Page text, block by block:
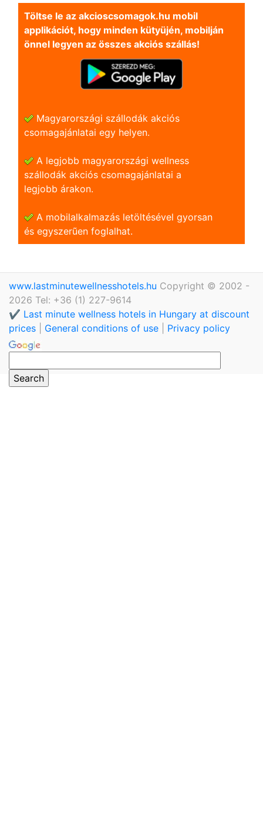
Töltse le az akcioscsomagok.hu mobil
applikációt, hogy minden kütyüjén, mobilján
önnel legyen az összes akciós szállás!
Magyarországi szállodák akciós
csomagajánlatai egy helyen.
A legjobb magyarországi wellness
szállodák akciós csomagajánlatai a
legjobb árakon.
A mobilalkalmazás letöltésével gyorsan
és egyszerũen foglalhat.
www.lastminutewellnesshotels.hu Copyright © 2002 -
2026 Tel: +36 (1) 227-9614
✔️ Last minute wellness hotels in Hungary at discount
prices
General conditions of use Privacy policy